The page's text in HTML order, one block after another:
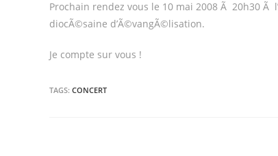
Prochain rendez vous le 10 mai 2008 Ã 20h30 Ã
diocÃ©saine d’Ã©vangÃ©lisation.
Je compte sur vous !
TAGS: CONCERT